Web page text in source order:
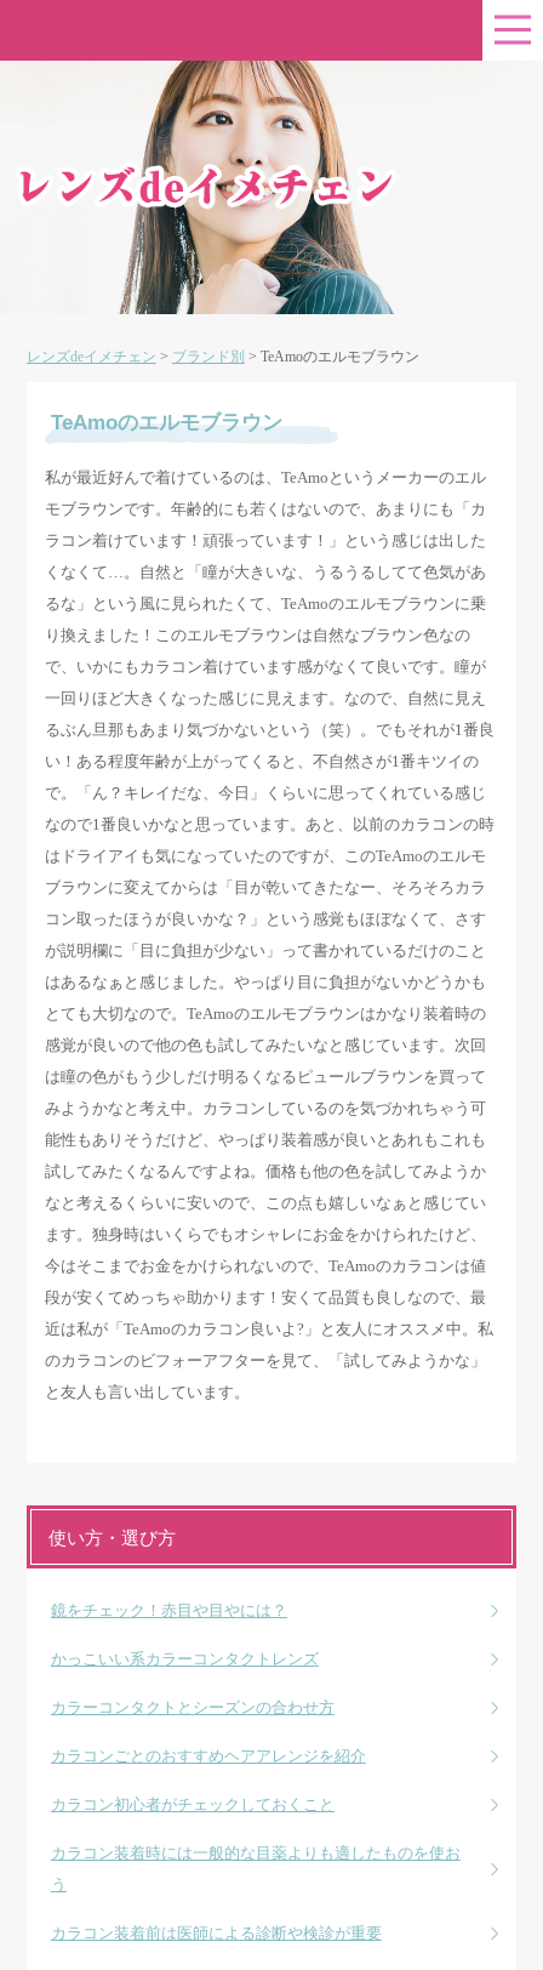
レンズdeイメチェン > ブランド別 > TeAmoのエルモブラウン
TeAmoのエルモブラウン
私が最近好んで着けているのは、TeAmoというメーカーのエル
モブラウンです。年齢的にも若くはないので、あまりにも「カ
ラコン着けています！頑張っています！」という感じは出した
くなくて…。自然と「瞳が大きいな、うるうるしてて色気があ
るな」という風に見られたくて、TeAmoのエルモブラウンに乗
り換えました！このエルモブラウンは自然なブラウン色なの
で、いかにもカラコン着けています感がなくて良いです。瞳が
一回りほど大きくなった感じに見えます。なので、自然に見え
るぶん旦那もあまり気づかないという（笑）。でもそれが1番良
い！ある程度年齢が上がってくると、不自然さが1番キツイの
で。「ん？キレイだな、今日」くらいに思ってくれている感じ
なので1番良いかなと思っています。あと、以前のカラコンの時
はドライアイも気になっていたのですが、このTeAmoのエルモ
ブラウンに変えてからは「目が乾いてきたなー、そろそろカラ
コン取ったほうが良いかな？」という感覚もほぼなくて、さす
が説明欄に「目に負担が少ない」って書かれているだけのこと
はあるなぁと感じました。やっぱり目に負担がないかどうかも
とても大切なので。TeAmoのエルモブラウンはかなり装着時の
感覚が良いので他の色も試してみたいなと感じています。次回
は瞳の色がもう少しだけ明るくなるピュールブラウンを買って
みようかなと考え中。カラコンしているのを気づかれちゃう可
能性もありそうだけど、やっぱり装着感が良いとあれもこれも
試してみたくなるんですよね。価格も他の色を試してみようか
なと考えるくらいに安いので、この点も嬉しいなぁと感じてい
ます。独身時はいくらでもオシャレにお金をかけられたけど、
今はそこまでお金をかけられないので、TeAmoのカラコンは値
段が安くてめっちゃ助かります！安くて品質も良しなので、最
近は私が「TeAmoのカラコン良いよ?」と友人にオススメ中。私
のカラコンのビフォーアフターを見て、「試してみようかな」
と友人も言い出しています。
使い方・選び方
鏡をチェック！赤目や目やには？
かっこいい系カラーコンタクトレンズ
カラーコンタクトとシーズンの合わせ方
カラコンごとのおすすめヘアアレンジを紹介
カラコン初心者がチェックしておくこと
カラコン装着時には一般的な目薬よりも適したものを使お
う
カラコン装着前は医師による診断や検診が重要